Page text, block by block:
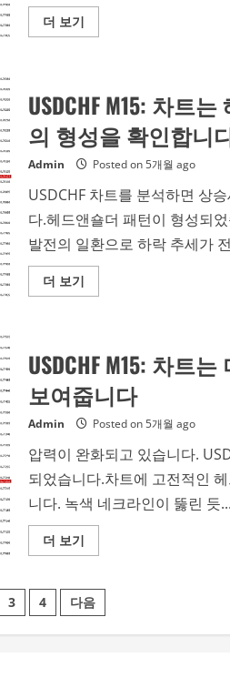
더 보기Read
more
트
에
드
앤
숄
더
패
턴
이
형
성
되
었
습
니
다.
USDCHF M15: 차트
의 형성을 확인합니
Admin Posted on 5개월 ago
USDCHF 차트를 분석하면 상
다.헤드앤숄더 패턴이 형성되
발전의 일환으로 하락 추세가
더 보기Read
more
트
는
드
앤
숄
더
패
턴
의
형
성
을
확
인
합
니
USDCHF M15: 차트
보여줍니다
Admin Posted on 5개월 ago
압력이 완화되고 있습니다.
되었습니다.차트에 고전적인
니다. 녹색 네크라인이 뚫린 듯...
더 보기Read
more
M15:
차
트
3 4 다음